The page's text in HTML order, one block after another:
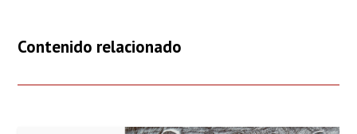
Contenido relacionado